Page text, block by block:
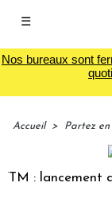
☰
Nos bureaux sont
Accueil > Partez
lancement des